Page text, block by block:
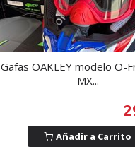
Gafas OAKLEY modelo O-
MX...
Añadir a Carrito